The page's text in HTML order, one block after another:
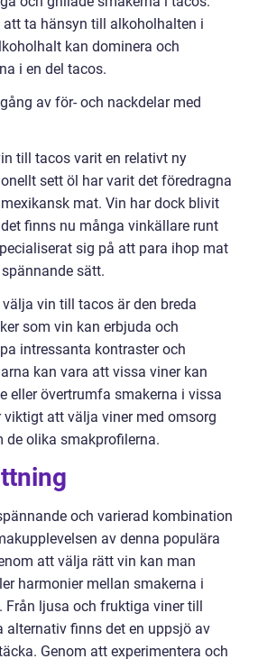
ta hänsyn till alkoholhalten i
kan dominera och
i en del tacos.
av för- och nackdelar med
till tacos varit en relativt ny
sett öl har varit det föredragna
mat. Vin har dock blivit
finns nu många vinkällare runt
sig på att para ihop mat
sätt.
vin till tacos är den breda
som vin kan erbjuda och
intressanta kontraster och
kan vara att vissa viner kan
eller övertrumfa smakerna i vissa
att välja viner med omsorg
de olika smakprofilerna.
och varierad kombination
av denna populära
att välja rätt vin kan man
harmonier mellan smakerna i
Från ljusa och fruktiga viner till
alternativ finns det en uppsjö av
Genom att experimentera och